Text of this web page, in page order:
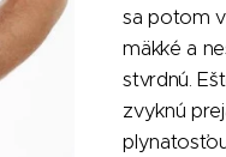
sa potom
mäkké a
stvrdnú.
zvyknú